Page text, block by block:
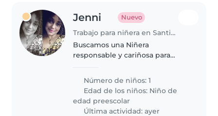
Jenni Nuevo
Trabajo para niñera en Santiago de los Caballeros
Buscamos una Niñera
responsable y cariñosa para
inagotable, lleno de curiosidad y
amor por los juegos. Queremos
que alguien se una a nuestra
familia para..
Número de niños: 1
Edad de los niños: Niño de
edad preescolar
Última actividad: ayer